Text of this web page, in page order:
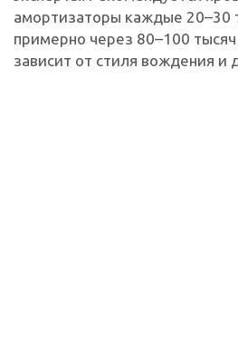
амортизаторы каждые 20–30
примерно через 80–100
зависит от стиля вождения и